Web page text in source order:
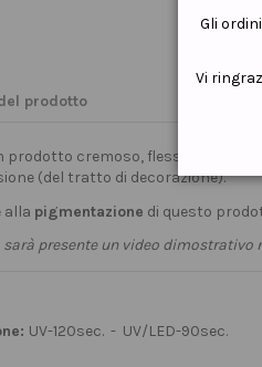
prodotto
prodotto cremoso, flessibile e
(del tratto di decorazione).
alla pigmentazione di questo
sarà presente un video
UV-120sec. - UV/LED-90sec.
Gli
Vi